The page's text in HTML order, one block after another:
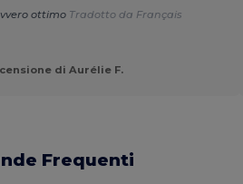
ottimo Tradotto da Français
di Aurélie F.
Frequenti